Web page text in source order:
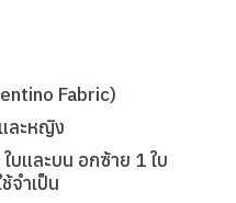
Fabric)
ละหญิง
บและบน อกซ้าย 1 ใบ
จำเป็น